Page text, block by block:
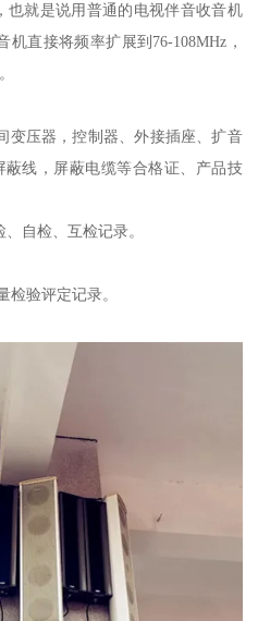
也就是说用普通的电视伴音收音机
直接将频率扩展到76-108MHz，
变压器，控制器、外接插座、扩音
线，屏蔽电缆等合格证、产品技
自检、互检记录。
检验评定记录。